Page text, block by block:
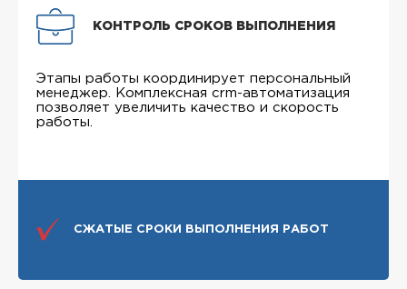
КОНТРОЛЬ СРОКОВ ВЫПОЛНЕНИЯ
Этапы работы координирует персональный
менеджер. Комплексная crm-автоматизация
позволяет увеличить качество и скорость
работы.
СЖАТЫЕ СРОКИ ВЫПОЛНЕНИЯ РАБОТ